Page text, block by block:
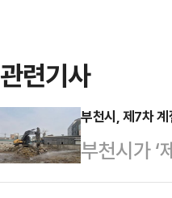
관련기사
부천시, 제7차
부천시가 ‘
지 농도를